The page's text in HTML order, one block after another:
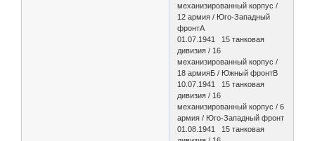
механизированный корпус /
12 армия / Юго-Западный
фронтА
01.07.1941 15 танковая
дивизия / 16
механизированный корпус /
18 армияБ / Южный фронтВ
10.07.1941 15 танковая
дивизия / 16
механизированный корпус / 6
армия / Юго-Западный фронт
01.08.1941 15 танковая